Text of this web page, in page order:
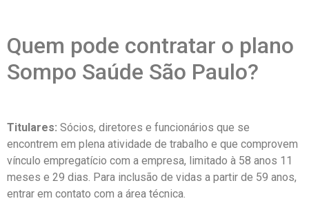
Quem pode contratar o plano
Sompo Saúde São Paulo?
Titulares: Sócios, diretores e funcionários que se
encontrem em plena atividade de trabalho e que comprovem
vínculo empregatício com a empresa, limitado à 58 anos 11
meses e 29 dias. Para inclusão de vidas a partir de 59 anos,
entrar em contato com a área técnica.